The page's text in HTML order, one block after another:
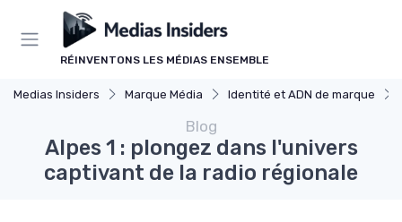
RÉINVENTONS LES MÉDIAS ENSEMBLE
Medias Insiders Marque Média Identité et ADN de marque
Blog
Alpes 1 : plongez dans l'univers
captivant de la radio régionale
Panneau de gestion des cookies